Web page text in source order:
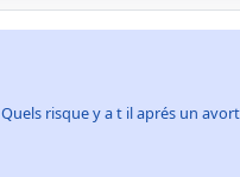
Quels risque y a t il aprés un